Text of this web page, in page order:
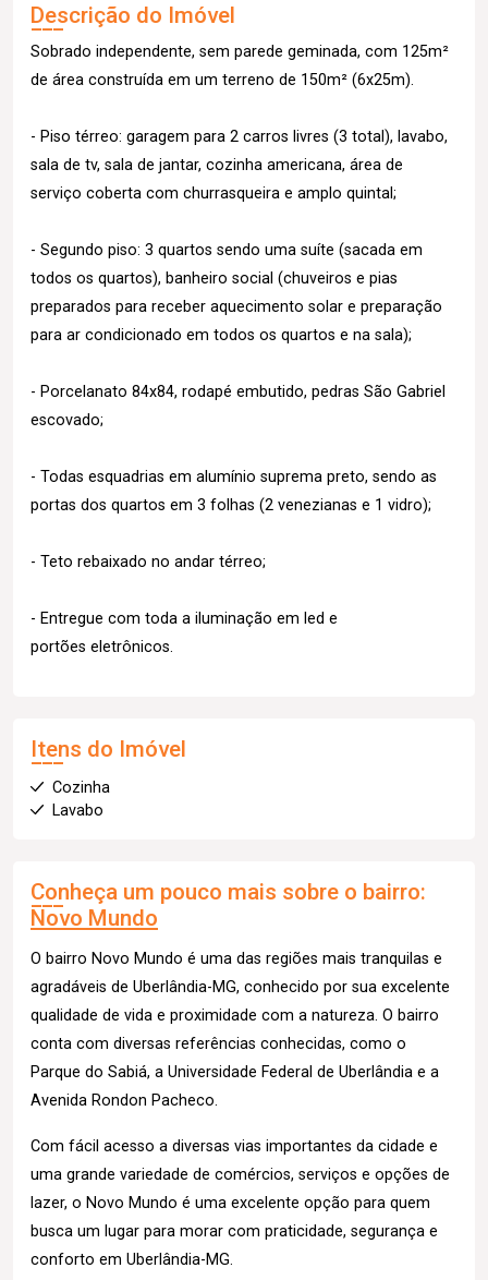
Descrição do Imóvel
Sobrado independente, sem parede geminada, com 125m²
de área construída em um terreno de 150m² (6x25m).
- Piso térreo: garagem para 2 carros livres (3 total), lavabo,
sala de tv, sala de jantar, cozinha americana, área de
serviço coberta com churrasqueira e amplo quintal;
- Segundo piso: 3 quartos sendo uma suíte (sacada em
todos os quartos), banheiro social (chuveiros e pias
preparados para receber aquecimento solar e preparação
para ar condicionado em todos os quartos e na sala);
- Porcelanato 84x84, rodapé embutido, pedras São Gabriel
escovado;
- Todas esquadrias em alumínio suprema preto, sendo as
portas dos quartos em 3 folhas (2 venezianas e 1 vidro);
- Teto rebaixado no andar térreo;
- Entregue com toda a iluminação em led e
portões eletrônicos.
Itens do Imóvel
Cozinha
Lavabo
Conheça um pouco mais sobre o bairro:
Novo Mundo
O bairro Novo Mundo é uma das regiões mais tranquilas e
agradáveis de Uberlândia-MG, conhecido por sua excelente
qualidade de vida e proximidade com a natureza. O bairro
conta com diversas referências conhecidas, como o
Parque do Sabiá, a Universidade Federal de Uberlândia e a
Avenida Rondon Pacheco.
Com fácil acesso a diversas vias importantes da cidade e
uma grande variedade de comércios, serviços e opções de
lazer, o Novo Mundo é uma excelente opção para quem
busca um lugar para morar com praticidade, segurança e
conforto em Uberlândia-MG.